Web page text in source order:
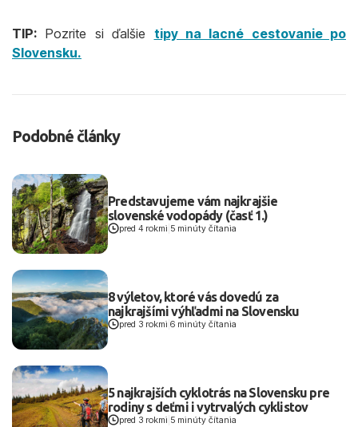
TIP: Pozrite si ďalšie tipy na lacné cestovanie po
Slovensku.
Podobné články
Predstavujeme vám najkrajšie
slovenské vodopády (časť 1.)
pred 4 rokmi 5 minúty čítania
8 výletov, ktoré vás dovedú za
najkrajšími výhľadmi na Slovensku
pred 3 rokmi 6 minúty čítania
5 najkrajších cyklotrás na Slovensku pre
rodiny s deťmi i vytrvalých cyklistov
pred 3 rokmi 5 minúty čítania